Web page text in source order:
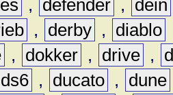
, defender , dein
, derby , diablo
, dokker , drive ,
ds6 , ducato , dune